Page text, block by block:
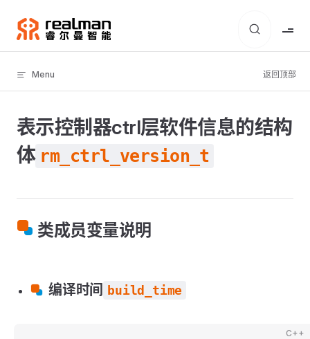
Skip to content
Menu 返回顶部
表示控制器ctrl层软件信息的结构
体 rm_ctrl_version_t
类成员变量说明
编译时间 build_time
C++